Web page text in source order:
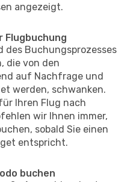
angezeigt.
Flugbuchung
des Buchungsprozesses
die von den
auf Nachfrage und
werden, schwanken.
Ihren Flug nach
wir Ihnen immer,
sobald Sie einen
entspricht.
buchen